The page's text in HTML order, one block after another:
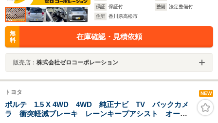
保証
保証付 整備
法定整備付
住所
香川県高松市
無
料
在庫確認・見積依頼
販売店： 株式会社ゼロコーポレーション
トヨタ NEW
ポルテ 1.5 X 4WD 4WD 純正ナビ TV バックカメ
ラ 衝突軽減ブレーキ レーンキープアシスト オート